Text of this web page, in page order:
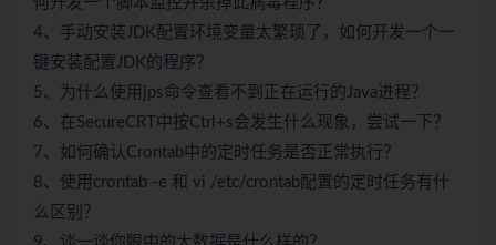
4、手动安装JDK配置环境变量太繁琐了，如何开发一个一
键安装配置JDK的程序？
5、为什么使用jps命令查看不到正在运行的Java进程？
6、在SecureCRT中按Ctrl+s会发生什么现象，尝试一下？
7、如何确认Crontab中的定时任务是否正常执行？
8、使用crontab -e 和 vi /etc/crontab配置的定时任务有什
么区别？